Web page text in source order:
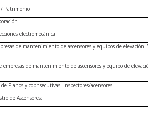
/ Patrimonio
electromecánica:
de mantenimiento de ascensores y equipos de elevación.
empresas de mantenimiento de ascensores y equipo de
Planos y copnsecutivas- Inspectores/acensores:
de Ascensores: